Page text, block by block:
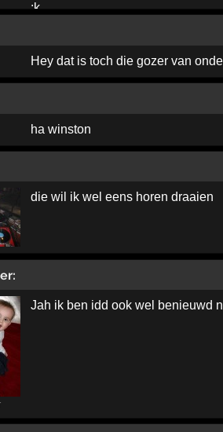
Hey dat is toch die gozer van
ha winston
die wil ik wel eens horen draaien
Jah ik ben idd ook wel benieuwd